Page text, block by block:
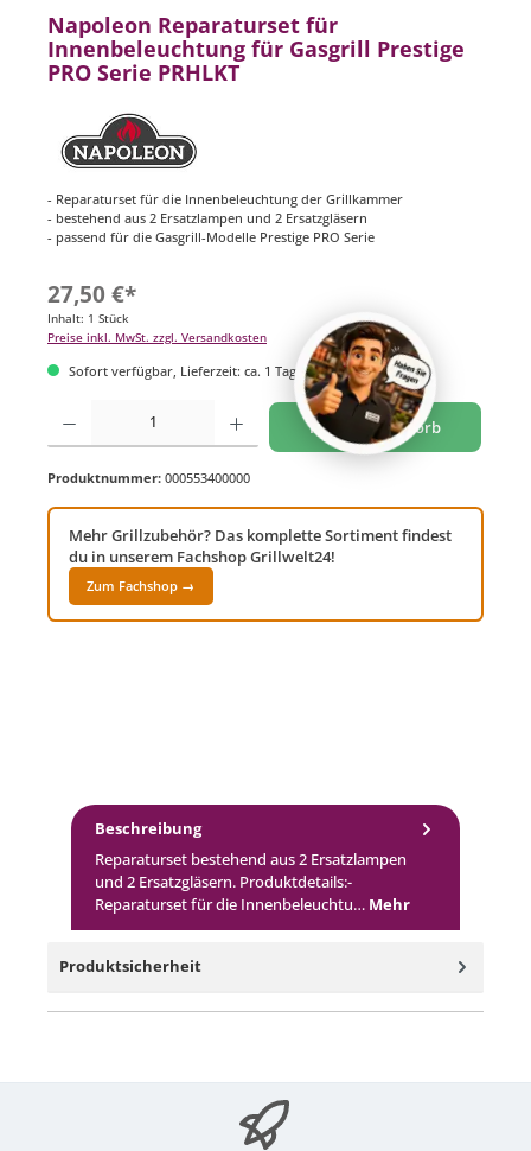
Napoleon Reparaturset für
Innenbeleuchtung für Gasgrill Prestige
PRO Serie PRHLKT
- Reparaturset für die Innenbeleuchtung der Grillkammer
- bestehend aus 2 Ersatzlampen und 2 Ersatzgläsern
- passend für die Gasgrill-Modelle Prestige PRO Serie
27,50 €*
Inhalt: 1 Stück
Preise inkl. MwSt. zzgl. Versandkosten
Sofort verfügbar, Lieferzeit: ca. 1 Tag
Produkt Anzahl: Gib den gewünschten Wert ein oder benutze die Schaltflächen um
In den Warenkorb
Produktnummer: 000553400000
Mehr Grillzubehör? Das komplette Sortiment findest
du in unserem Fachshop Grillwelt24!
Zum Fachshop →
Beschreibung
Reparaturset bestehend aus 2 Ersatzlampen
und 2 Ersatzgläsern. Produktdetails:-
Reparaturset für die Innenbeleuchtu… Mehr
Produktsicherheit